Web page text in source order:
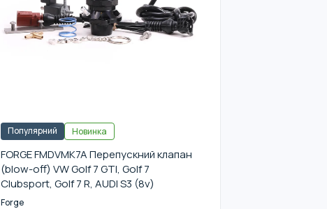
Популярний Новинка
FORGE FMDVMK7A Перепускний клапан
(blow-off) VW Golf 7 GTI, Golf 7
Clubsport, Golf 7 R, AUDI S3 (8v)
Forge